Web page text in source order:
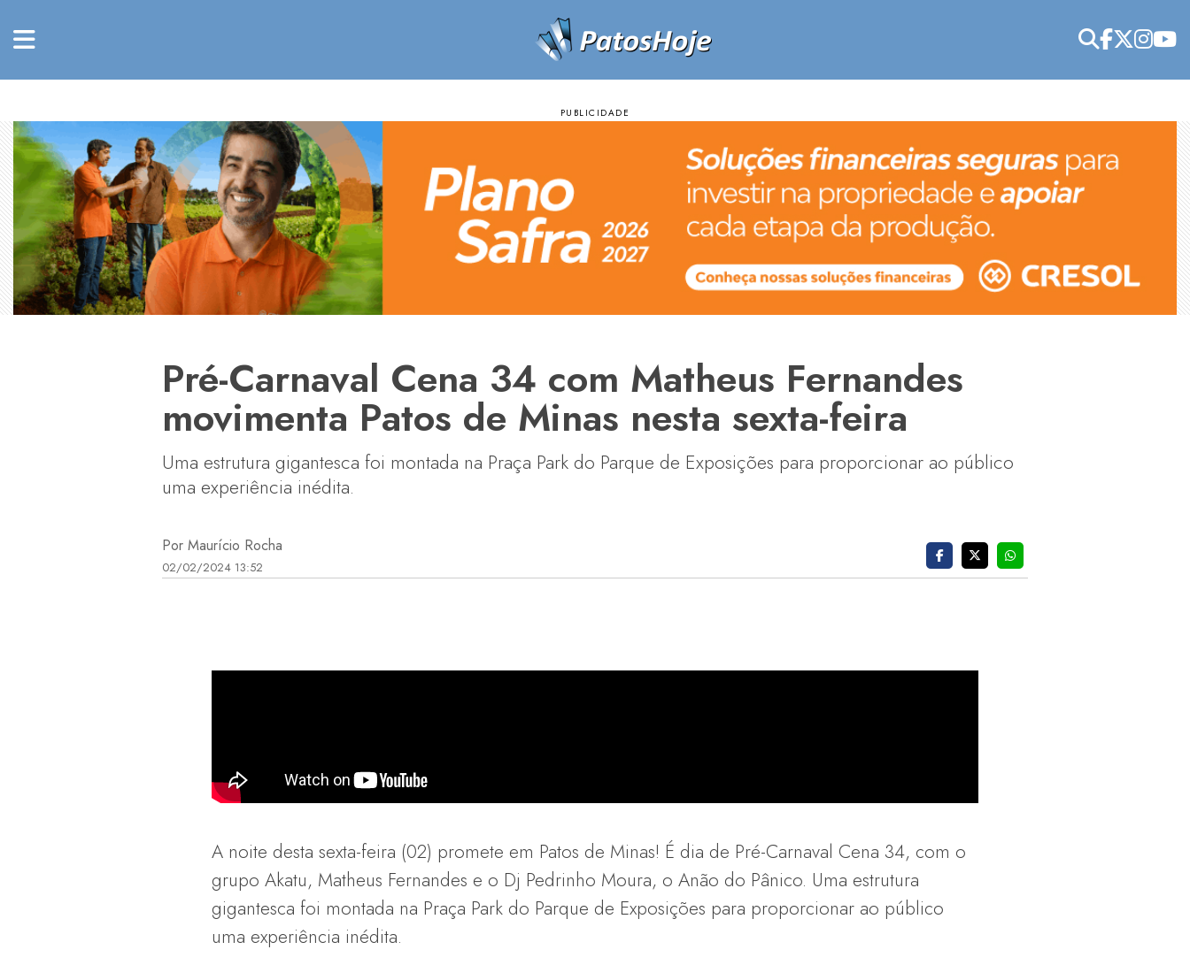
Pré-Carnaval Cena 34 com Matheus Fernandes
movimenta Patos de Minas nesta sexta-feira
Uma estrutura gigantesca foi montada na Praça Park do Parque de Exposições para proporcionar ao público
uma experiência inédita.
Por Maurício Rocha
02/02/2024 13:52
A noite desta sexta-feira (02) promete em Patos de Minas! É dia de Pré-Carnaval Cena 34, com o
grupo Akatu, Matheus Fernandes e o Dj Pedrinho Moura, o Anão do Pânico. Uma estrutura
gigantesca foi montada na Praça Park do Parque de Exposições para proporcionar ao público
uma experiência inédita.